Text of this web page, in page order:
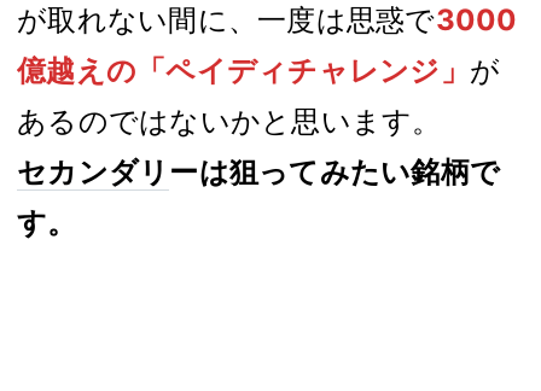
が取れない間に、一度は思惑で3000
億越えの「ペイディチャレンジ」 が
あるのではないかと思います。
セカンダリ ーは狙ってみたい銘柄で
す。